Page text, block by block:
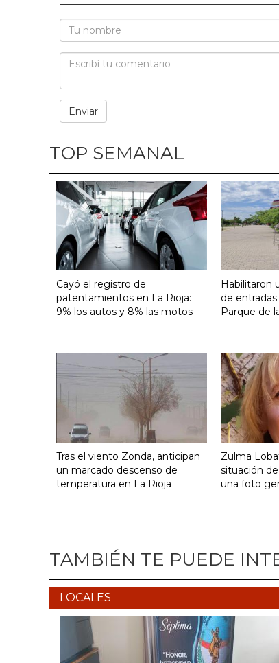
TOP SEMANAL
Cayó el registro de
patentamientos en La Rioja:
9% los autos y 8% las motos
Habilitaron
de entradas
Parque de
Tras el viento Zonda, anticipan
un marcado descenso de
temperatura en La Rioja
Zulma
situación
una foto
TAMBIÉN TE PUEDE
LOCALES